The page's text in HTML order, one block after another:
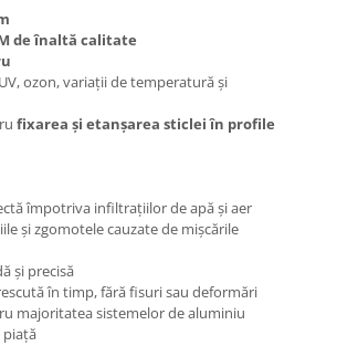
de înaltă calitate
ozon, variații de temperatură și
fixarea și etanșarea sticlei în profile
împotriva infiltrațiilor de apă și aer
și zgomotele cauzate de mișcările
și precisă
în timp, fără fisuri sau deformări
majoritatea sistemelor de aluminiu
piață